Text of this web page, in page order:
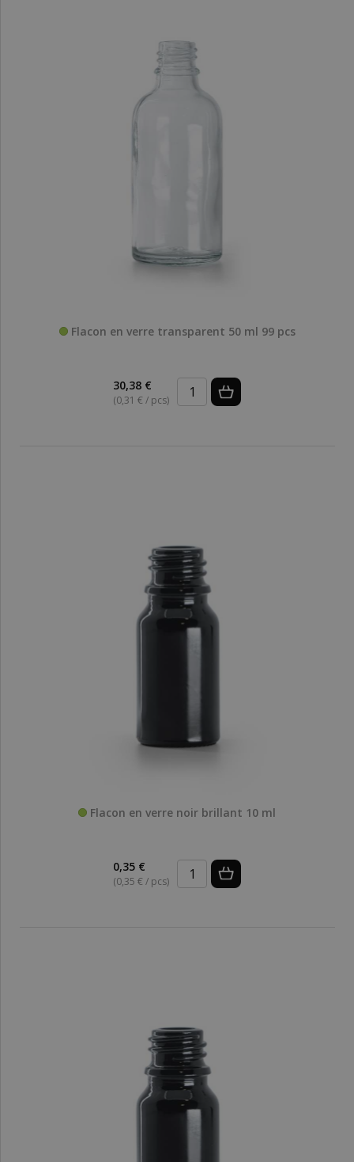
Flacon en verre transparent 50 ml 99 pcs
30,38 €
(0,31 € / pcs)
Flacon en verre noir brillant 10 ml
0,35 €
(0,35 € / pcs)